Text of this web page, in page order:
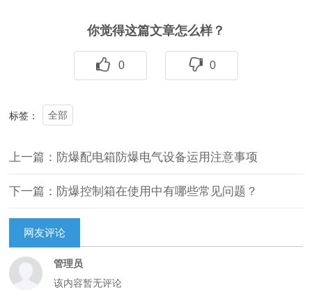
你觉得这篇文章怎么样？
0 0
标签： 全部
上一篇：防爆配电箱防爆电气设备运用注意事项
下一篇：防爆控制箱在使用中有哪些常见问题？
网友评论
管理员
该内容暂无评论